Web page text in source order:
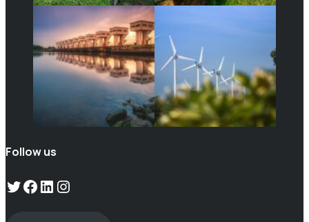
Follow us
Twitter
Facebook
LinkedIn
Instagram